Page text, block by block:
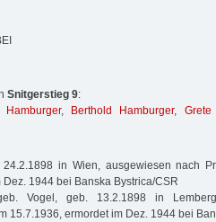
Snitgerstieg 9:
Hamburger, Berthold Hamburger, Grete
in Wien, ausgewiesen nach
1944 bei Banska Bystrica/CSR
Vogel, geb. 13.2.1898 in
15.7.1936, ermordet im Dez. 1944 bei